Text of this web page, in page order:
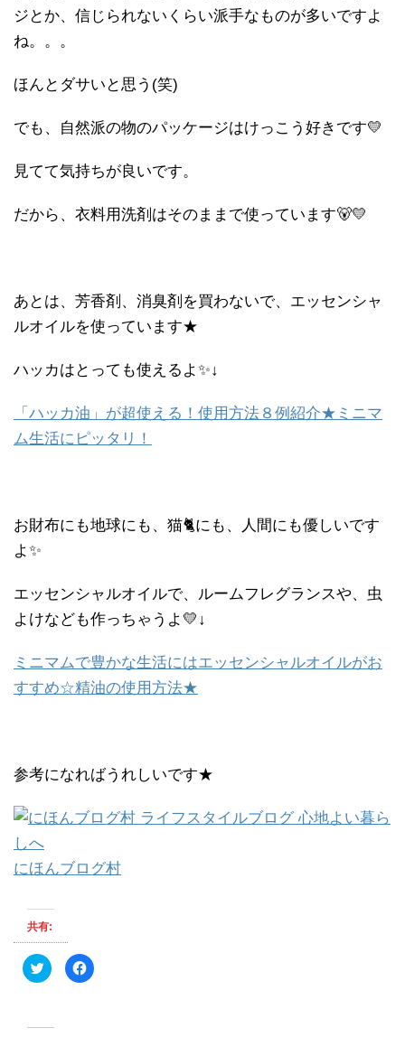
ジとか、信じられないくらい派手なものが多いですよ
ね。。。
ほんとダサいと思う(笑)
でも、自然派の物のパッケージはけっこう好きです💛
見てて気持ちが良いです。
だから、衣料用洗剤はそのままで使っています🐻💛
あとは、芳香剤、消臭剤を買わないで、エッセンシャ
ルオイルを使っています★
ハッカはとっても使えるよ✨↓
「ハッカ油」が超使える！使用方法８例紹介★ミニマ
ム生活にピッタリ！
お財布にも地球にも、猫🐈にも、人間にも優しいです
よ✨
エッセンシャルオイルで、ルームフレグランスや、虫
よけなども作っちゃうよ💛↓
ミニマムで豊かな生活にはエッセンシャルオイルがお
すすめ☆精油の使用方法★
参考になればうれしいです★
にほんブログ村
共有:
ク
リ
T
F
a